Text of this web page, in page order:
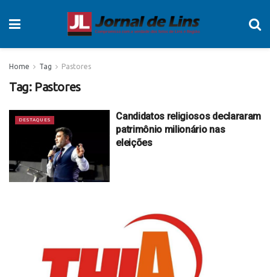
Home Tag Pastores
Tag: Pastores
DESTAQUES
Candidatos religiosos declararam
patrimônio milionário nas
eleições